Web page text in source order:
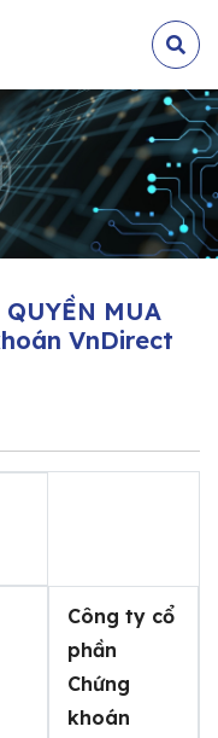
MUA
VnDirect
Công ty cổ
phần
Chứng
khoán